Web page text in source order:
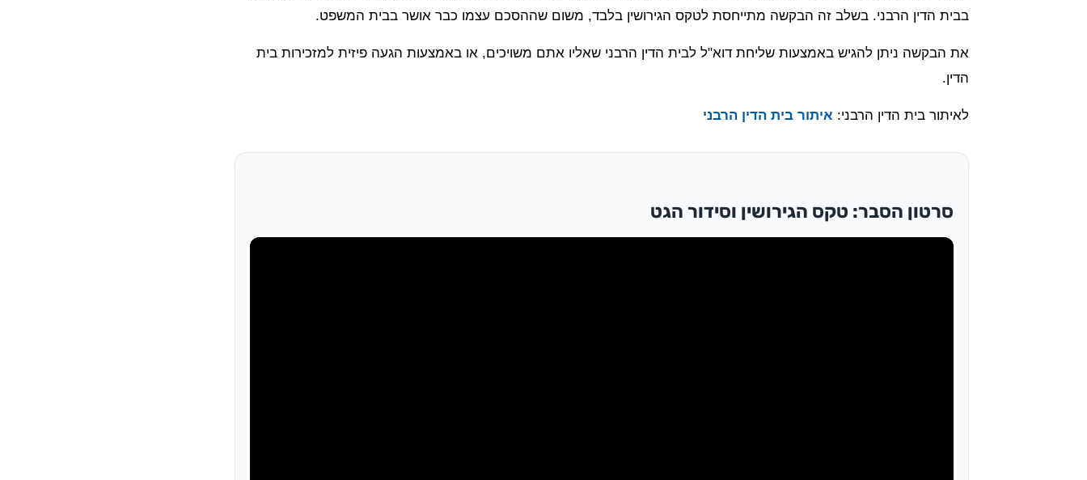
בבית הדין הרבני. בשלב זה הבקשה מתייחסת לטקס הגירושין בלבד, משום שההסכם עצמו כבר אושר בבית המשפט.
את הבקשה ניתן להגיש באמצעות שליחת דוא"ל לבית הדין הרבני שאליו אתם משויכים, או באמצעות הגעה פיזית למזכירות בית
הדין.
לאיתור בית הדין הרבני: איתור בית הדין הרבני
סרטון הסבר: טקס הגירושין וסידור הגט